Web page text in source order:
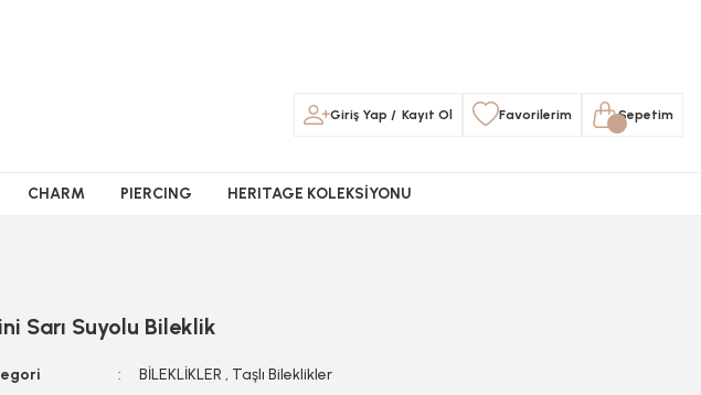
Giriş Yap / Kayıt Ol Favorilerim Sepetim
CHARM PIERCING HERITAGE KOLEKSİYONU
Sarı Suyolu Bileklik
BİLEKLİKLER , Taşlı Bileklikler